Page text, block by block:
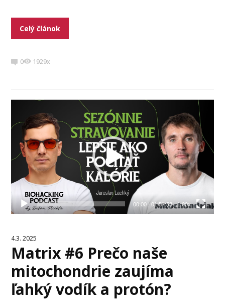
Celý článok
0 1929x
prehrávač
00:00| 01:57:53 1.00x
4.3. 2025
Matrix #6 Prečo naše
mitochondrie zaujíma
ľahký vodík a protón?